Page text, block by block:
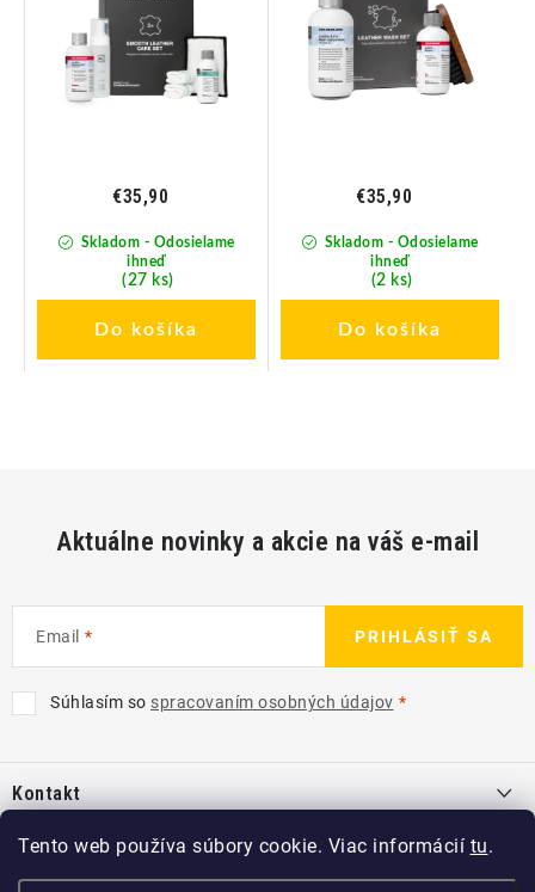
Tento web používa súbory cookie. Viac informácií tu.
Skladom - Odosielame
ihneď
(27 ks)
€35,90
Do košíka
Skladom - Odosielame
ihneď
(2 ks)
€35,90
Do košíka
Aktuálne novinky a akcie na váš e-mail
Email
Súhlasím so spracovaním osobných údajov
PRIHLÁSIŤ SA
pKontakt
info@ kcshop.sk
Kategórie